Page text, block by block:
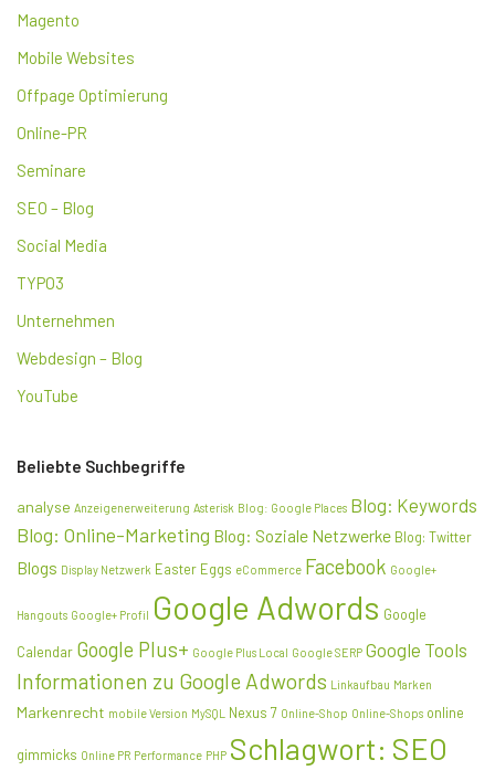
Magento
Mobile Websites
Offpage Optimierung
Online-PR
Seminare
SEO – Blog
Social Media
TYPO3
Unternehmen
Webdesign – Blog
YouTube
Beliebte Suchbegriffe
analyse Anzeigenerweiterung Asterisk Blog: Google Places Blog: Keywords
Blog: Online-Marketing Blog: Soziale Netzwerke Blog: Twitter
Blogs Display Netzwerk Easter Eggs eCommerce Facebook Google+
Hangouts Google+ Profil Google Adwords Google
Calendar Google Plus+ Google Plus Local Google SERP Google Tools
Informationen zu Google Adwords Linkaufbau Marken
Markenrecht mobile Version MySQL Nexus 7 Online-Shop Online-Shops online
gimmicks Online PR Performance PHP Schlagwort: SEO